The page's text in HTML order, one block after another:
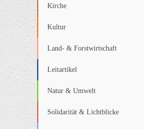
Kirche
Kultur
Land- & Forstwirtschaft
Leitartikel
Natur & Umwelt
Solidarität & Lichtblicke